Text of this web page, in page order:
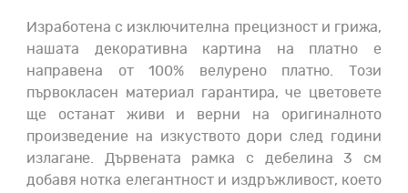
Изработена с изключителна прецизност и грижа,
нашата декоративна картина на платно е
направена от 100% велурено платно. Този
първокласен материал гарантира, че цветовете
ще останат живи и верни на оригиналното
произведение на изкуството дори след години
излагане. Дървената рамка с дебелина 3 см
добавя нотка елегантност и издръжливост, което